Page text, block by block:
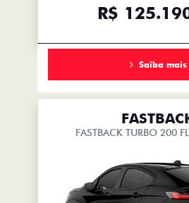
R$
Saiba mais
FASTBACK TURBO 200